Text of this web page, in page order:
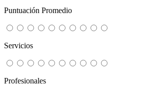
Puntuación Promedio
Servicios
Profesionales